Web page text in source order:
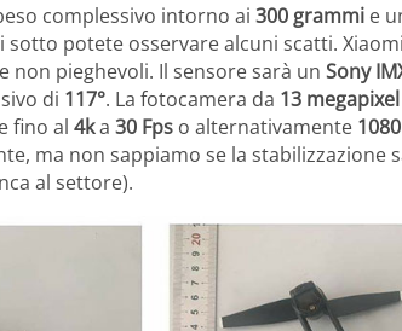
complessivo intorno ai 300 grammi e
sotto potete osservare alcuni scatti.
non pieghevoli. Il sensore sarà un Sony
di 117°. La fotocamera da 13 megapixel
fino al 4ka 30 Fps o alternativamente 1080
ma non sappiamo se la stabilizzazione
al settore).